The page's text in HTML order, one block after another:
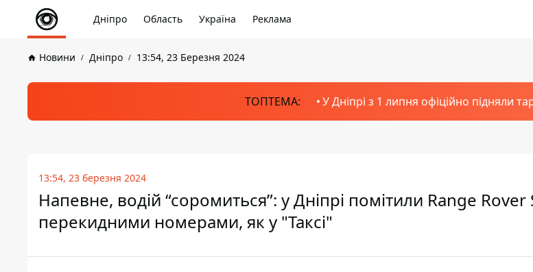
Дніпро Область Україна Реклама
Новини Дніпро 13:54, 23 Березня 2024
ТОПТЕМА: У Дніпрі з 1 липня офіційно підняли
13:54, 23 березня 2024
Напевне, водій “соромиться”: у Дніпрі помітили Range Rover
перекидними номерами, як у "Таксі"